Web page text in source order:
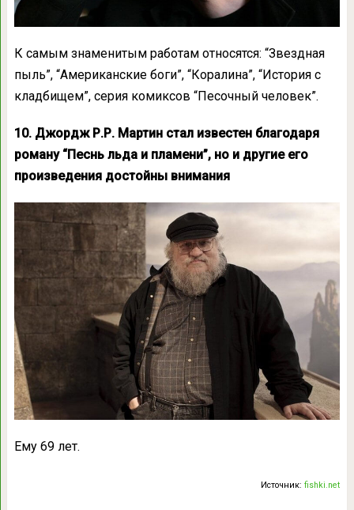
К самым знаменитым работам относятся: “Звездная
пыль”, “Американские боги”, “Коралина”, “История с
кладбищем”, серия комиксов “Песочный человек”.
10. Джордж Р.Р. Мартин стал известен благодаря
роману “Песнь льда и пламени”, но и другие его
произведения достойны внимания
Ему 69 лет.
Источник:fishki.net